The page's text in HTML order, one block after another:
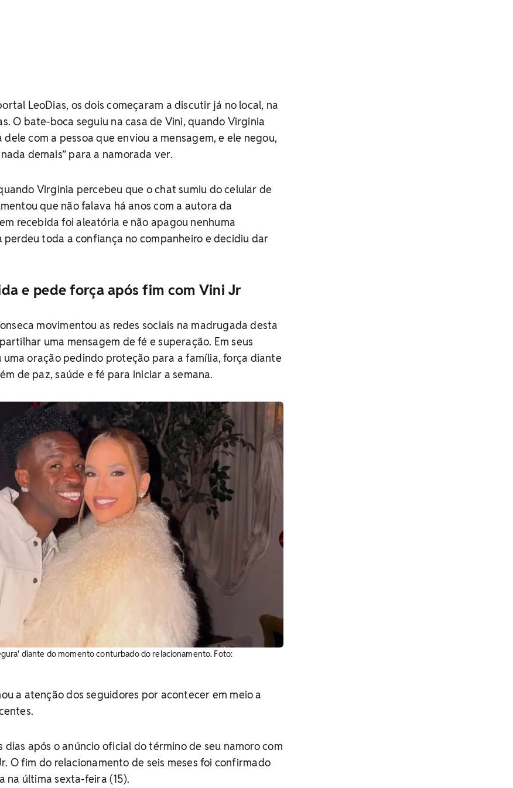
LeoDias, os dois começaram a discutir já no local, na
O bate-boca seguiu na casa de Vini, quando Virginia
com a pessoa que enviou a mensagem, e ele negou,
demais” para a namorada ver.
Virginia percebeu que o chat sumiu do celular de
que não falava há anos com a autora da
recebida foi aleatória e não apagou nenhuma
toda a confiança no companheiro e decidiu dar
e pede força após fim com Vini Jr
movimentou as redes sociais na madrugada desta
uma mensagem de fé e superação. Em seus
oração pedindo proteção para a família, força diante
de paz, saúde e fé para iniciar a semana.
diante do momento conturbado do relacionamento. ​Foto:
a atenção dos seguidores por acontecer em meio a
após o anúncio oficial do término de seu namoro com
O fim do relacionamento de seis meses foi confirmado
na última sexta-feira (15).